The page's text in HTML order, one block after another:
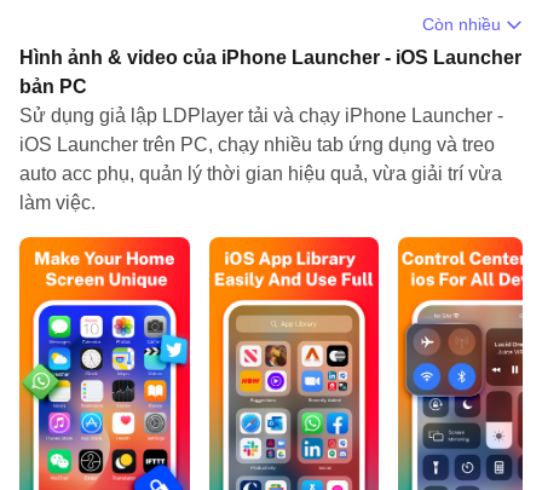
Khi chạy iPhone Launcher - iOS Launcher trên máy tính,
bạn có thể lướt nội dung trên màn hình lớn, sử dụng chuột
và bàn phím để thao tác ứng dụng sẽ nhanh hơn và chuẩn
xác hơn so với ấn màn hình trên điện thoại, hơn nữa, bạn
sẽ khỏi lo pin bị tụt như trên mobile.
Qua tính năng đa nhiệm (multi play) và tính năng thao tác
đồng bộ (multi control), thậm chí bạn còn có thể chạy nhiều
tab ứng dụng và acc trên PC.
Còn tính năng chia sẻ file giữa PC và LDPlayer sẽ giúp
bạn di chuyển tệp file rất đơn giản.
Hãy tải và chạy iPhone Launcher - iOS Launcher trên PC,
tận hưởng màn hình lớn và đồ họa đẹp trên máy tính nha!
Còn nhiều
Hình ảnh & video của iPhone Launcher - iOS Launcher
bản PC
Sử dụng giả lập LDPlayer tải và chạy iPhone Launcher -
iOS Launcher trên PC, chạy nhiều tab ứng dụng và treo
auto acc phụ, quản lý thời gian hiệu quả, vừa giải trí vừa
làm việc.